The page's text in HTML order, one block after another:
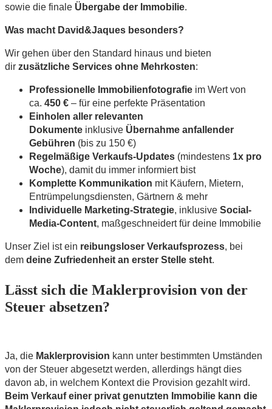
sowie die finale Übergabe der Immobilie.
Was macht David&Jaques besonders?
Wir gehen über den Standard hinaus und bieten
dir zusätzliche Services ohne Mehrkosten:
Professionelle Immobilienfotografie im Wert von
ca. 450 € – für eine perfekte Präsentation
Einholen aller relevanten
Dokumente inklusive Übernahme anfallender
Gebühren (bis zu 150 €)
Regelmäßige Verkaufs-Updates (mindestens 1x pro
Woche), damit du immer informiert bist
Komplette Kommunikation mit Käufern, Mietern,
Entrümpelungsdiensten, Gärtnern & mehr
Individuelle Marketing-Strategie, inklusive Social-
Media-Content, maßgeschneidert für deine Immobilie
Unser Ziel ist ein reibungsloser Verkaufsprozess, bei
dem deine Zufriedenheit an erster Stelle steht.
Lässt sich die Maklerprovision von der
Steuer absetzen?
Ja, die Maklerprovision kann unter bestimmten Umständen
von der Steuer abgesetzt werden, allerdings hängt dies
davon ab, in welchem Kontext die Provision gezahlt wird.
Beim Verkauf einer privat genutzten Immobilie kann die